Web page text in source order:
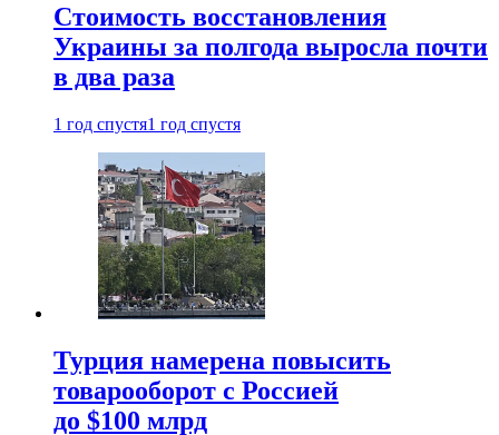
Стоимость восстановления
Украины за полгода выросла почти
в два раза
1 год спустя1 год спустя
Турция намерена повысить
товарооборот с Россией
до $100 млрд